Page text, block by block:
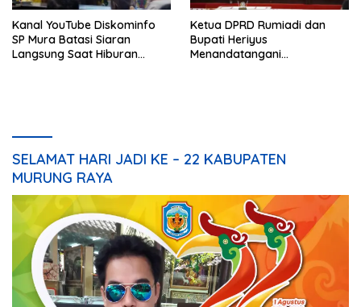
Kanal YouTube Diskominfo
SP Mura Batasi Siaran
Langsung Saat Hiburan
Ketua DPRD Rumiadi dan
Bupati Heriyus
Menandatangani
SELAMAT HARI JADI KE – 22 KABUPATEN
MURUNG RAYA